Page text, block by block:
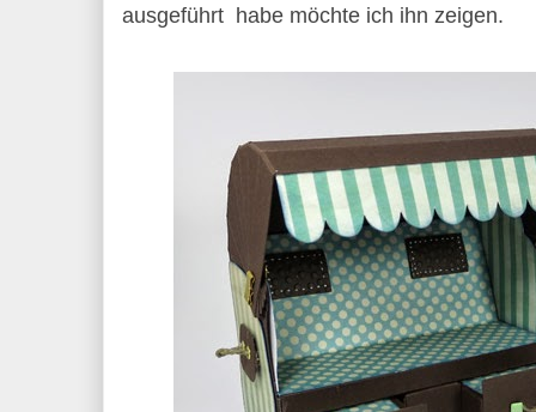
ausgeführt habe möchte ich ihn zeigen.